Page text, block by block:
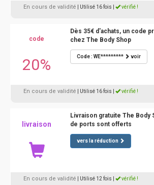
En cours de validité | Utilisé 16 fois vérifié !
code
20%
Dès 35€ d'achats, un code
chez The Body Shop
Code : WE********* voir
En cours de validité | Utilisé 16 fois vérifié !
livraison
Livraison gratuite The Body
de ports sont offerts
vers la réduction
En cours de validité | Utilisé 12 fois vérifié !